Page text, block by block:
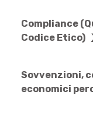
Compliance
Codice Etico)
Sovvenzioni,
economici